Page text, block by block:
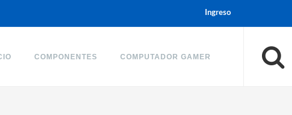
Ingreso
COMPONENTES COMPUTADOR GAMER